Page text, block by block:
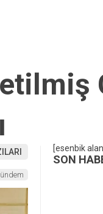
[esenbik
SON